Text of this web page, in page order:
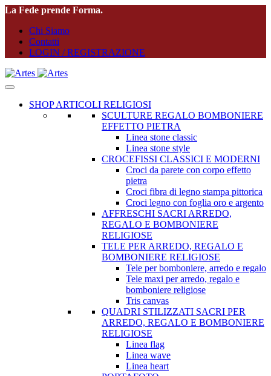
La Fede prende Forma.
Chi Siamo
Contatti
LOGIN / REGISTRAZIONE
SHOP ARTICOLI RELIGIOSI
SCULTURE REGALO BOMBONIERE
EFFETTO PIETRA
Linea stone classic
Linea stone style
CROCEFISSI CLASSICI E MODERNI
Croci da parete con corpo effetto
pietra
Croci fibra di legno stampa pittorica
Croci legno con foglia oro e argento
AFFRESCHI SACRI ARREDO,
REGALO E BOMBONIERE
RELIGIOSE
TELE PER ARREDO, REGALO E
BOMBONIERE RELIGIOSE
Tele per bomboniere, arredo e regalo
Tele maxi per arredo, regalo e
bomboniere religiose
Tris canvas
QUADRI STILIZZATI SACRI PER
ARREDO, REGALO E BOMBONIERE
RELIGIOSE
Linea flag
Linea wave
Linea heart